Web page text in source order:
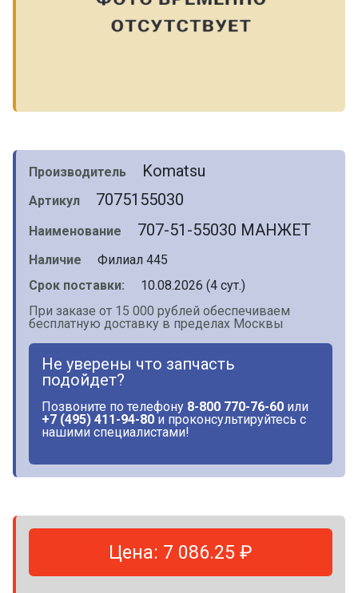
Производитель Komatsu
Артикул 7075155030
Наименование 707-51-55030 МАНЖЕТ
Наличие
Филиал 445
Срок поставки:
10.08.2026 (4 сут.)
При заказе от 15 000 рублей обеспечиваем
бесплатную доставку в пределах Москвы
Не уверены что запчасть
подойдет?
Позвоните по телефону 8-800 770-76-60 или
+7 (495) 411-94-80 и проконсультируйтесь с
нашими специалистами!
Цена: 7 086.25 ₽